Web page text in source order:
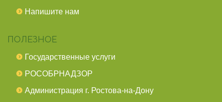
Напишите нам
ПОЛЕЗНОЕ
Государственные услуги
РОСОБРНАДЗОР
Администрация г. Ростова-на-Дону